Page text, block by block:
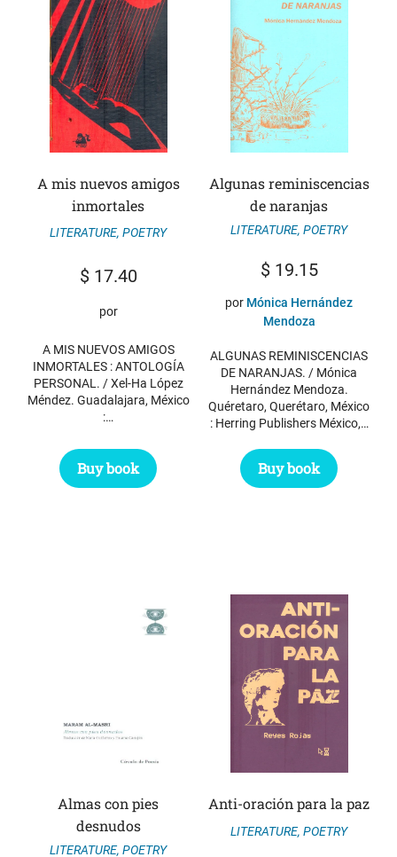
A mis nuevos amigos
inmortales
LITERATURE, POETRY
$17.40
por
A MIS NUEVOS AMIGOS
INMORTALES : ANTOLOGÍA
PERSONAL. / Xel-Ha López
Méndez. Guadalajara, México
:…
Buy book
Algunas reminiscencias
de naranjas
LITERATURE, POETRY
$19.15
por Mónica Hernández
Mendoza
ALGUNAS REMINISCENCIAS
DE NARANJAS. / Mónica
Hernández Mendoza.
Quéretaro, Querétaro, México
: Herring Publishers México,…
Buy book
Almas con pies
desnudos
LITERATURE, POETRY
Anti-oración para la paz
LITERATURE, POETRY